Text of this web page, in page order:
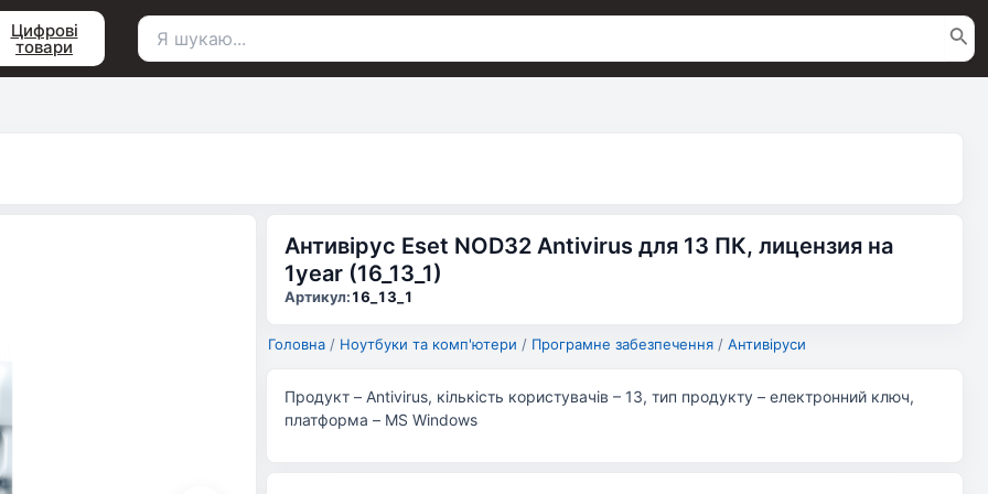
Цифрові
товари
Пошук
Антивірус Eset NOD32 Antivirus для 13 ПК, лицензия на
1year (16_13_1)
Артикул:16_13_1
Головна / Ноутбуки та комп'ютери / Програмне забезпечення / Антивіруси
Продукт – Antivirus, кількість користувачів – 13, тип продукту – електронний ключ,
платформа – MS Windows